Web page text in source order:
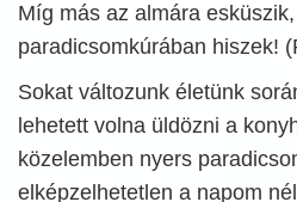
Míg más az almára
paradicsomkúrában hiszek!
Sokat változunk életünk
lehetett volna üldözni a
közelemben nyers
elképzelhetetlen a napom